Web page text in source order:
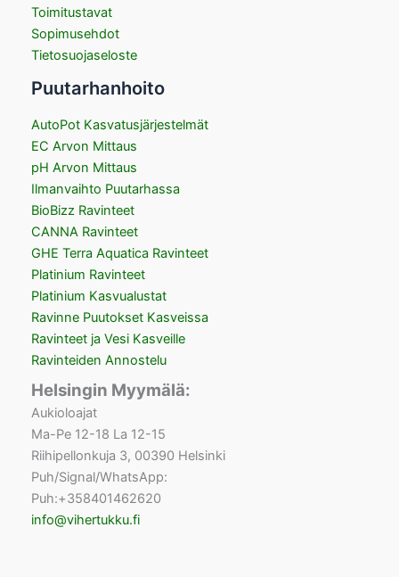
Toimitustavat
Sopimusehdot
Tietosuojaseloste
Puutarhanhoito
AutoPot Kasvatusjärjestelmät
EC Arvon Mittaus
pH Arvon Mittaus
Ilmanvaihto Puutarhassa
BioBizz Ravinteet
CANNA Ravinteet
GHE Terra Aquatica Ravinteet
Platinium Ravinteet
Platinium Kasvualustat
Ravinne Puutokset Kasveissa
Ravinteet ja Vesi Kasveille
Ravinteiden Annostelu
Helsingin Myymälä:
Aukioloajat
Ma-Pe 12-18 La 12-15
Riihipellonkuja 3, 00390 Helsinki
Puh/Signal/WhatsApp:
Puh:+358401462620
info@vihertukku.fi